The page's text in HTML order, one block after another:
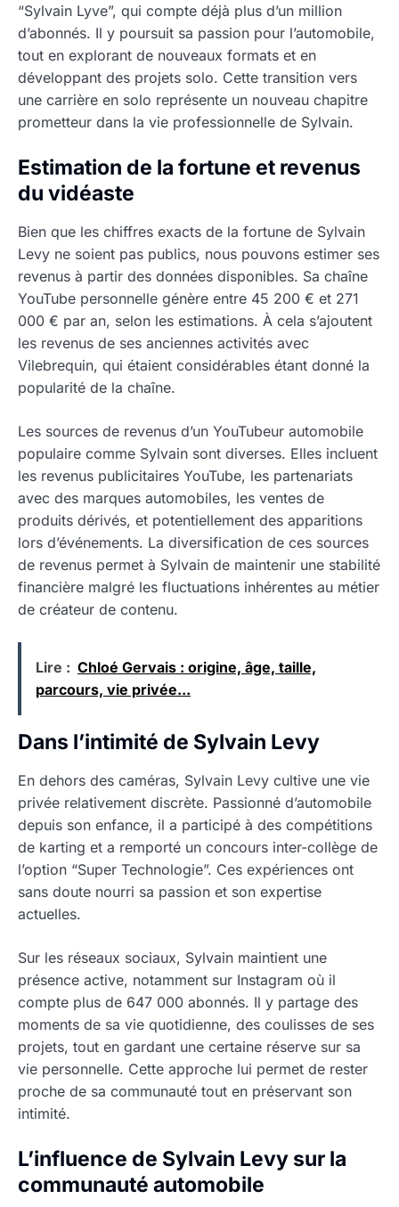
“Sylvain Lyve”, qui compte déjà plus d’un million
d’abonnés. Il y poursuit sa passion pour l’automobile,
tout en explorant de nouveaux formats et en
développant des projets solo. Cette transition vers
une carrière en solo représente un nouveau chapitre
prometteur dans la vie professionnelle de Sylvain.
Estimation de la fortune et revenus
du vidéaste
Bien que les chiffres exacts de la fortune de Sylvain
Levy ne soient pas publics, nous pouvons estimer ses
revenus à partir des données disponibles. Sa chaîne
YouTube personnelle génère entre 45 200 € et 271
000 € par an, selon les estimations. À cela s’ajoutent
les revenus de ses anciennes activités avec
Vilebrequin, qui étaient considérables étant donné la
popularité de la chaîne.
Les sources de revenus d’un YouTubeur automobile
populaire comme Sylvain sont diverses. Elles incluent
les revenus publicitaires YouTube, les partenariats
avec des marques automobiles, les ventes de
produits dérivés, et potentiellement des apparitions
lors d’événements. La diversification de ces sources
de revenus permet à Sylvain de maintenir une stabilité
financière malgré les fluctuations inhérentes au métier
de créateur de contenu.
Lire : Chloé Gervais : origine, âge, taille,
parcours, vie privée...
Dans l’intimité de Sylvain Levy
En dehors des caméras, Sylvain Levy cultive une vie
privée relativement discrète. Passionné d’automobile
depuis son enfance, il a participé à des compétitions
de karting et a remporté un concours inter-collège de
l’option “Super Technologie”. Ces expériences ont
sans doute nourri sa passion et son expertise
actuelles.
Sur les réseaux sociaux, Sylvain maintient une
présence active, notamment sur Instagram où il
compte plus de 647 000 abonnés. Il y partage des
moments de sa vie quotidienne, des coulisses de ses
projets, tout en gardant une certaine réserve sur sa
vie personnelle. Cette approche lui permet de rester
proche de sa communauté tout en préservant son
intimité.
L’influence de Sylvain Levy sur la
communauté automobile